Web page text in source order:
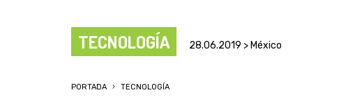
TECNOLOGÍA 28.06.2019 > México
PORTADA TECNOLOGÍA